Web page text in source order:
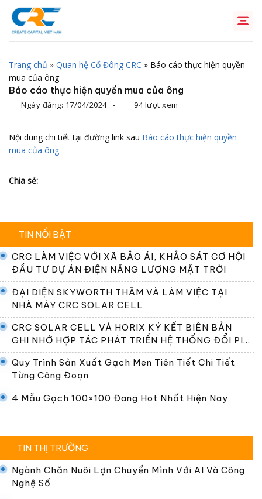
Chuyển
đến
dung
Trang chủ » Quan hệ Cổ Đông CRC » Báo cáo thực hiện quyền
mua của ông
Báo cáo thực hiện quyền mua của ông
Ngày đăng: 17/04/2024 - 94 lượt xem
Nội dung chi tiết tại đường link sau Báo cáo thực hiện quyền
mua của ông
Chia sẻ:
TIN NỔI BẬT
CRC LÀM VIỆC VỚI XÃ BẢO ÁI, KHẢO SÁT CƠ HỘI
ĐẦU TƯ DỰ ÁN ĐIỆN NĂNG LƯỢNG MẶT TRỜI
ĐẠI DIỆN SKYWORTH THĂM VÀ LÀM VIỆC TẠI
NHÀ MÁY CRC SOLAR CELL
CRC SOLAR CELL VÀ HORIX KÝ KẾT BIÊN BẢN
GHI NHỚ HỢP TÁC PHÁT TRIỂN HỆ THỐNG ĐỔI PIN
TẠI VIỆT NAM
Quy Trình Sản Xuất Gạch Men Tiên Tiết Chi Tiết
Từng Công Đoạn
4 Mẫu Gạch 100×100 Đang Hot Nhất Hiện Nay
TIN THỊ TRƯỜNG
Ngành Chăn Nuôi Lợn Chuyển Mình Với AI Và Công
Nghệ Số